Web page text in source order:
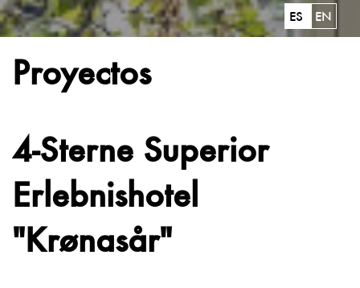
ES EN
Proyectos
4-Sterne Superior
Erlebnishotel
"Krønasår"